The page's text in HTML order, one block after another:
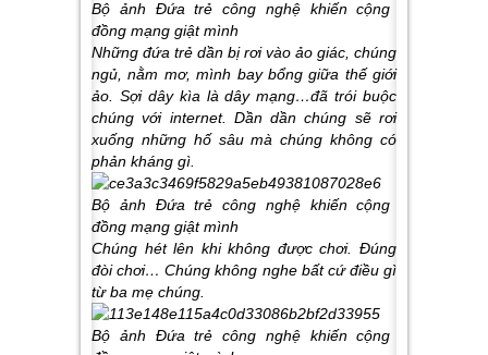
Những đứa trẻ dần bị rơi vào ảo giác, chúng
ngủ, nằm mơ, mình bay bổng giữa thế giới
ảo. Sợi dây kìa là dây mạng…đã trói buộc
chúng với internet. Dần dần chúng sẽ rơi
xuống những hố sâu mà chúng không có
phản kháng gì.
Chúng hét lên khi không được chơi. Đúng
đòi chơi… Chúng không nghe bất cứ điều gì
từ ba mẹ chúng.